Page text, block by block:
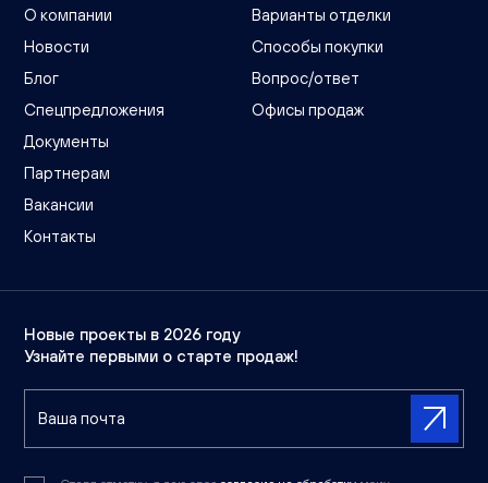
О компании
Новости
Блог
Спецпредложения
Документы
Партнерам
Вакансии
Контакты
Варианты отделки
Способы покупки
Вопрос/ответ
Офисы продаж
Новые проекты в 2026 году
Узнайте первыми о старте продаж!